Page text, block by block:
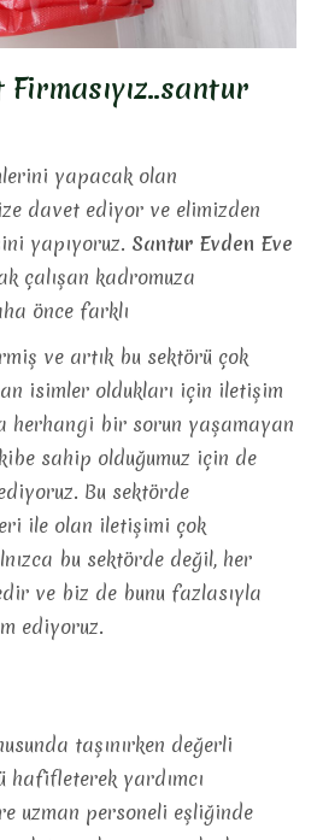
yapacak olan
davet ediyor ve elimizden
yapıyoruz. Santur Evden Eve
çalışan kadromuza
önce farklı
ve artık bu sektörü çok
isimler oldukları için iletişim
herhangi bir sorun yaşamayan
sahip olduğumuz için de
Bu sektörde
ile olan iletişimi çok
bu sektörde değil, her
ve biz de bunu fazlasıyla
ediyoruz.
taşınırken değerli
hafifleterek yardımcı
uzman personeli eşliğinde